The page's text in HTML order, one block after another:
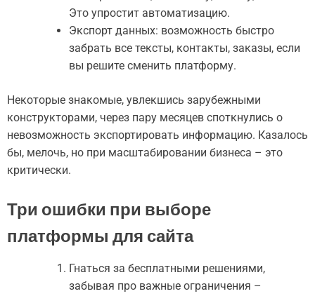
Это упростит автоматизацию.
Экспорт данных: возможность быстро
забрать все тексты, контакты, заказы, если
вы решите сменить платформу.
Некоторые знакомые, увлекшись зарубежными
конструкторами, через пару месяцев споткнулись о
невозможность экспортировать информацию. Казалось
бы, мелочь, но при масштабировании бизнеса – это
критически.
Три ошибки при выборе
платформы для сайта
Гнаться за бесплатными решениями,
забывая про важные ограничения –